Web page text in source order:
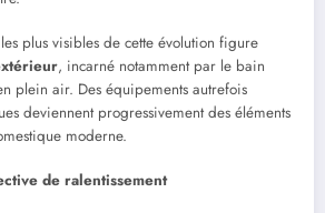
plus visibles de cette évolution figure
, incarné notamment par le bain
plein air. Des équipements autrefois
deviennent progressivement des éléments
moderne.
de ralentissement